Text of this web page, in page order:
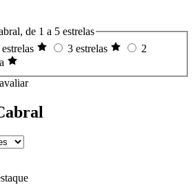
de 1 a 5 estrelas
3 estrelas
2